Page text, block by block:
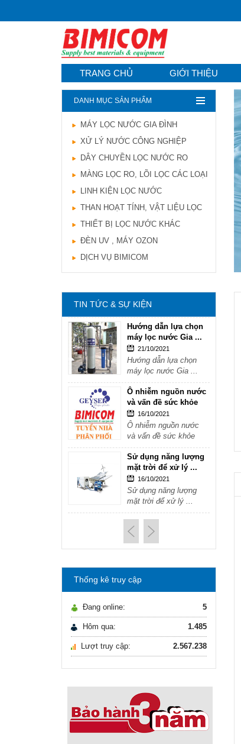
TRANG CHỦ GIỚI THIỆU
DANH MỤC SẢN PHẨM
MÁY LỌC NƯỚC GIA ĐÌNH
XỬ LÝ NƯỚC CÔNG NGHIỆP
DÂY CHUYỀN LỌC NƯỚC RO
MÀNG LỌC RO, LÕI LỌC CÁC LOẠI
LINH KIỆN LỌC NƯỚC
THAN HOẠT TÍNH, VẬT LIỆU LỌC
THIẾT BỊ LỌC NƯỚC KHÁC
ĐÈN UV , MÁY OZON
DỊCH VỤ BIMICOM
TIN TỨC & SỰ KIỆN
máy lọc nước Gia ...
21/10/2021
máy lọc nước Gia ...
Ô nhiễm nguồn nước
và vấn đề sức khỏe
16/10/2021
và vấn đề sức khỏe
Sử dụng năng lượng
mặt trời để xử lý ...
Sử dụng năng lượng
mặt trời để xử lý ...
Hướng dẫn lựa chọn
máy lọc nước Gia ...
21/10/2021
Hướng dẫn lựa chọn
máy lọc nước Gia ...
Ô nhiễm nguồn nước
và vấn đề sức khỏe
16/10/2021
Ô nhiễm nguồn nước
và vấn đề sức khỏe
Sử dụng năng lượng
mặt trời để xử lý ...
16/10/2021
Sử dụng năng lượng
mặt trời để xử lý ...
Hướng dẫn lựa chọn
máy lọc nước Gia ...
21/10/2021
máy lọc nước Gia ...
Ô nhiễm nguồn nước
và vấn đề sức khỏe
Sử dụng năng lượng
mặt trời để xử lý ...
Thống kê truy cập
Đang online: 5
Hôm qua: 1.485
Lượt truy cập: 2.567.238